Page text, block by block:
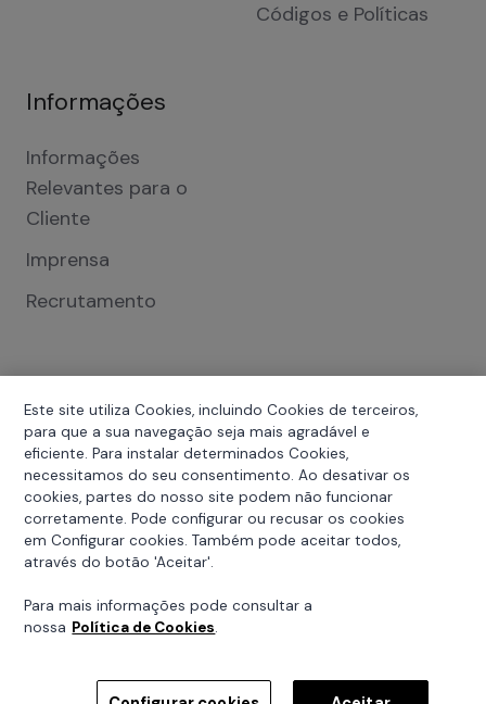
Códigos e Políticas
Informações
Informações
Relevantes para o
Cliente
Imprensa
Recrutamento
Política de Privacidade
Política de Cookies
Directa - Companhia de Seguros S.A., registada na
Este site utiliza Cookies, incluindo Cookies de terceiros,
para que a sua navegação seja mais agradável e
eficiente. Para instalar determinados Cookies,
necessitamos do seu consentimento. Ao desativar os
cookies, partes do nosso site podem não funcionar
corretamente. Pode configurar ou recusar os cookies
em Configurar cookies. Também pode aceitar todos,
através do botão 'Aceitar'.
Para mais informações pode consultar a
nossa Política de Cookies.